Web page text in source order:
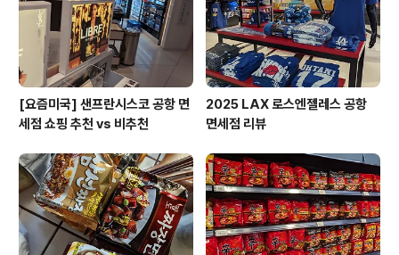
는 판에 카트 반납하시기 귀찮으실 거고 정말 이런 날에는
카트대에 카트가 없습니다. 저희는 이..
[요즘미국] 샌프란시스코 공항 면
세점 쇼핑 추천 vs 비추천
2025 LAX 로스엔젤레스 공항
면세점 리뷰